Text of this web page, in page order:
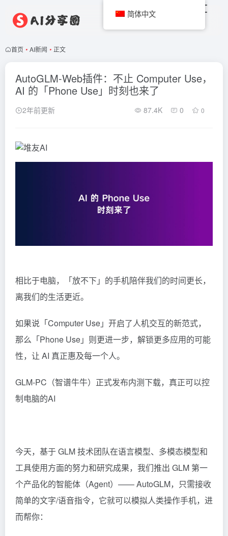
首页 • AI新闻 • 正文
AutoGLM-Web插件：不止 Computer Use，
AI 的「Phone Use」时刻也来了
2年前更新 87.4K 0 0
相比于电脑，「放不下」的手机陪伴我们的时间更长，
离我们的生活更近。
如果说「Computer Use」开启了人机交互的新范式，
那么「Phone Use」则更进一步，解锁更多应用的可能
性，让 AI 真正惠及每一个人。
GLM-PC（智谱牛牛）正式发布内测下载，真正可以控
制电脑的AI
今天，基于 GLM 技术团队在语言模型、多模态模型和
工具使用方面的努力和研究成果，我们推出 GLM 第一
个产品化的智能体（Agent）—— AutoGLM，只需接收
简单的文字/语音指令，它就可以模拟人类操作手机，进
而帮你：
简体中文